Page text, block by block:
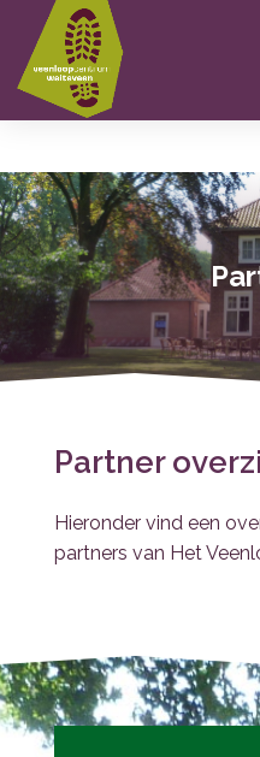
Partner
Hieronder vind een
partners van Het